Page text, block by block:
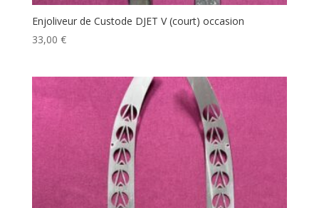
Enjoliveur de Custode DJET V (court) occasion
33,00 €